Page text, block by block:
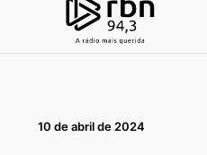
10 de abril de 2024